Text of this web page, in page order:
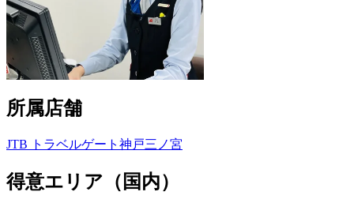
所属店舗
JTB トラベルゲート神戸三ノ宮
得意エリア（国内）